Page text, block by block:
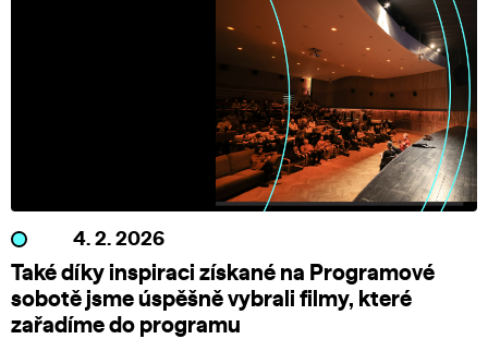
4. 2. 2026
Také díky inspiraci získané na Programové
sobotě jsme úspěšně vybrali filmy, které
zařadíme do programu